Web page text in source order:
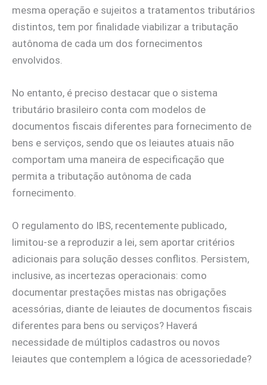
mesma operação e sujeitos a tratamentos tributários
distintos, tem por finalidade viabilizar a tributação
autônoma de cada um dos fornecimentos
envolvidos.
No entanto, é preciso destacar que o sistema
tributário brasileiro conta com modelos de
documentos fiscais diferentes para fornecimento de
bens e serviços, sendo que os leiautes atuais não
comportam uma maneira de especificação que
permita a tributação autônoma de cada
fornecimento.
O regulamento do IBS, recentemente publicado,
limitou-se a reproduzir a lei, sem aportar critérios
adicionais para solução desses conflitos. Persistem,
inclusive, as incertezas operacionais: como
documentar prestações mistas nas obrigações
acessórias, diante de leiautes de documentos fiscais
diferentes para bens ou serviços? Haverá
necessidade de múltiplos cadastros ou novos
leiautes que contemplem a lógica de acessoriedade?